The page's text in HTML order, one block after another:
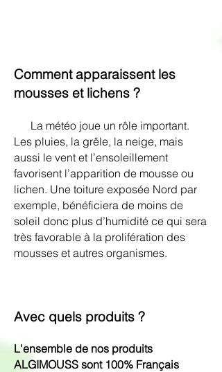
Comment apparaissent les
mousses et lichens ?
La météo joue un rôle important.
Les pluies, la grêle, la neige, mais
aussi le vent et l’ensoleillement
favorisent l’apparition de mousse ou
lichen. Une toiture exposée Nord par
exemple, bénéficiera de moins de
soleil donc plus d’humidité ce qui sera
très favorable à la prolifération des
mousses et autres organismes.
Avec quels produits ?
L'ensemble de nos produits
ALGIMOUSS sont 100% Français